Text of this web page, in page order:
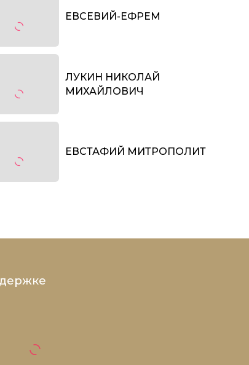
ЕВСЕВИЙ-ЕФРЕМ
ЛУКИН НИКОЛАЙ
МИХАЙЛОВИЧ
ЕВСТАФИЙ МИТРОПОЛИТ